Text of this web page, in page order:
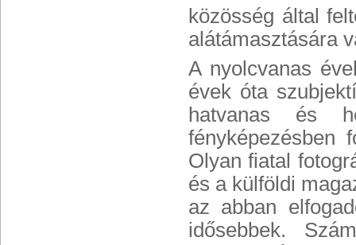
közösség által
alátámasztására
A nyolcvanas
évek óta
hatvanas és
fényképezésben
Olyan fiatal
és a külföldi
az abban
idősebbek.